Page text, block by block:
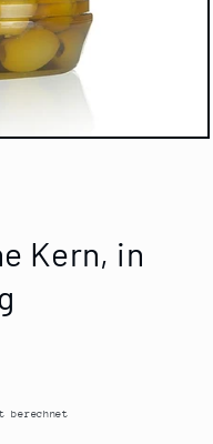
Kern, in
berechnet